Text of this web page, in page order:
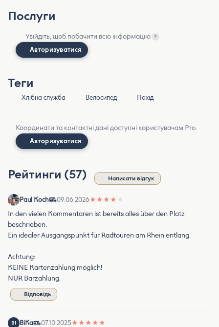
Послуги
Увійдіть, щоб побачити всю інформацію ?
Авторизуватися
Теги
Хлібна служба Велосипед Похід
Координати та контактні дані доступні користувачам Pro.
Авторизуватися
Рейтинги (57) Написати відгук
Paul Koch 09.06.2026★ ★ ★ ★ ★
In den vielen Kommentaren ist bereits alles über den Platz
beschrieben.
Ein idealer Ausgangspunkt für Radtouren am Rhein entlang.
Achtung:
KEINE Kartenzahlung möglich!
NUR Barzahlung.
Відповідь
BI BiKa 07.10.2025★ ★ ★ ★ ★